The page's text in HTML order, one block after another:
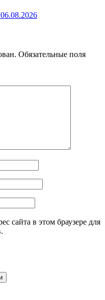
06.08.2026
Обязательные поля
сайта в этом браузере для